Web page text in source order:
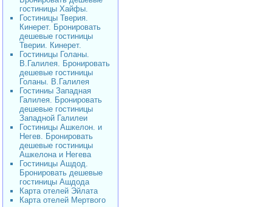
гостиницы Хайфы.
Гостиницы Тверия.
Кинерет. Бронировать
дешевые гостиницы
Тверии. Кинерет.
Гостиницы Голаны.
В.Галилея. Бронировать
дешевые гостиницы
Голаны. В.Галилея
Гостиниы Западная
Галилея. Бронировать
дешевые гостиницы
Западной Галилеи
Гостиницы Ашкелон. и
Негев. Бронировать
дешевые гостиницы
Ашкелона и Негева
Гостиницы Ашдод.
Бронировать дешевые
гостиницы Ашдода
Карта отелей Эйлата
Карта отелей Мертвого